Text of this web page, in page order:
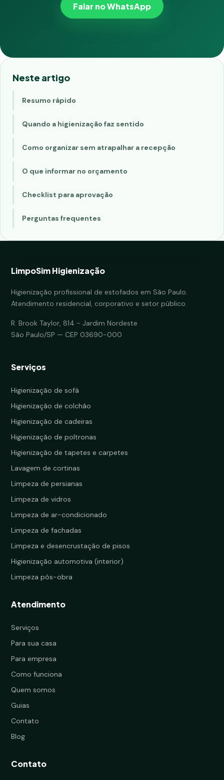
Falar no WhatsApp
Neste artigo
Resumo rápido
Quando a higienização faz sentido
Como organizar sem atrapalhar a recepção
O que informar no orçamento
Checklist para aprovação
Perguntas frequentes
LimpoSim Higienização
Higienização profissional de estofados em São Paulo.
Atendimento residencial, corporativo e setor público.
R. Brook Taylor, 814 - Jardim Nordeste
São Paulo/SP — CEP 03690-000
Serviços
Higienização de sofá
Higienização de colchão
Higienização de cadeiras
Higienização de poltronas
Higienização de tapetes e carpetes
Lavagem de cortinas
Limpeza de persianas
Limpeza de vidros
Limpeza de ar-condicionado
Limpeza de fachadas
Limpeza e desencrustação de pisos
Higienização automotiva (interior)
Limpeza pós-obra
Atendimento
Serviços
Para sua casa
Para empresa
Como funciona
Quem somos
Guias
Contato
Blog
Contato